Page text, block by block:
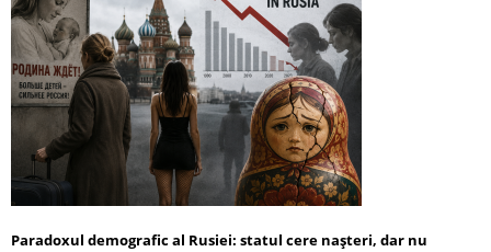
Paradoxul demografic al Rusiei: statul cere nașteri, dar nu